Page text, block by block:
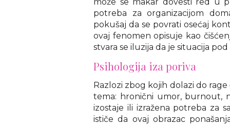
može se makar dovesti red u
potreba za organizacijom
pokušaj da se povrati osećaj
ovaj fenomen opisuje kao
stvara se iluzija da je situacija
Psihologija iza poriva
Razlozi zbog kojih dolazi do
tema: hronični umor, burnout,
izostaje ili izražena potreba za
ističe da ovaj obrazac